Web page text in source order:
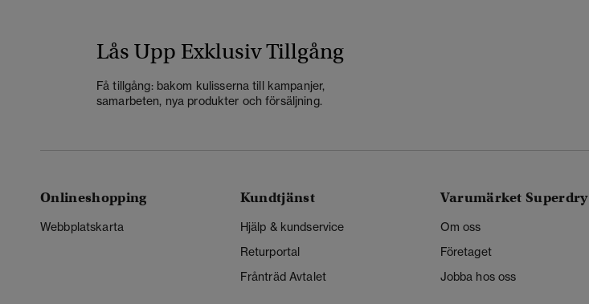
Lås Upp Exklusiv Tillgång
Få tillgång: bakom kulisserna till kampanjer,
samarbeten, nya produkter och försäljning.
Onlineshopping
Webbplatskarta
Kundtjänst
Hjälp & kundservice
Returportal
Frånträd Avtalet
Varumärket Superdry
Om oss
Företaget
Jobba hos oss